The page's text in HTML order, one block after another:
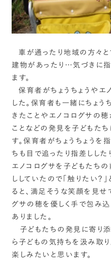
車が通ったり地域の方々
建物があったり…気づきに指
ます。
保育者がちょうちょうやエ
した。保育者も一緒にちょう
きたことやエノコログサの
ことなどの発見を子どもたち
す。保育者がちょうちょうを
ちも目で追ったり指差しした
エノコログサを子どもたち
ししていたので「触りたい？
ると、満足そうな笑顔を見せ
グサの穂を優しく手で包み
ありました。
子どもたちの発見に寄り添
ら子どもの気持ちを汲み取
楽しみたいと思います。